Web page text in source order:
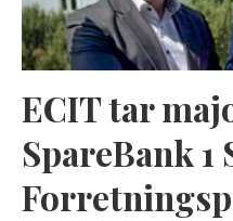
ECIT tar
SpareBank